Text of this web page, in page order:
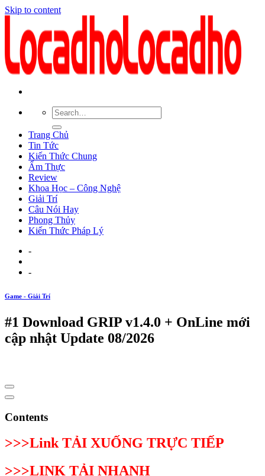
Skip to content
Trang Chủ
Tin Tức
Kiến Thức Chung
Ẩm Thực
Review
Khoa Học – Công Nghệ
Giải Trí
Câu Nói Hay
Phong Thủy
Kiến Thức Pháp Lý
-
-
Game - Giải Trí
#1 Download GRIP v1.4.0 + OnLine mới
cập nhật Update 08/2026
Contents
>>>Link TẢI XUỐNG TRỰC TIẾP
>>>LINK TẢI NHANH